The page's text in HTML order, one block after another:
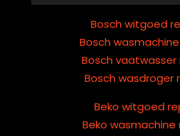
Bosch witgoed
Bosch
Bosch
Bosch wasdroger
Beko witgoed
Beko